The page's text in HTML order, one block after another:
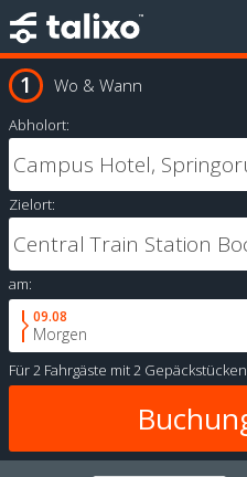
Wo & Wann
Abholort:
Zielort:
am:
09.08
Morgen
Für2 Fahrgäste mit2 Gepäckstücken